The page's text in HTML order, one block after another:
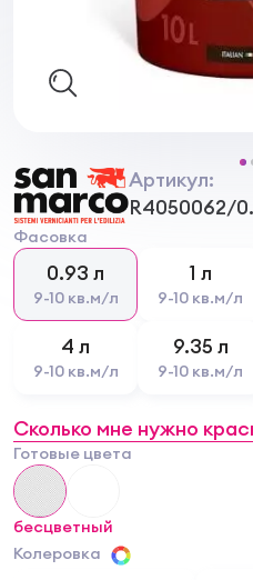
Артикул:
R4050062/
Фасовка
0.93 л
9-10 кв.м/л
1 л
9-10 кв.м/л
4 л
9-10 кв.м/л
9.35 л
9-10 кв.м/л
Сколько мне нужно
Готовые цвета
бесцветный
Колеровка